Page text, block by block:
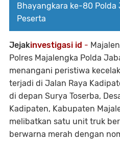
Bhayangkara ke-80 Polda
Peserta
Jejakinvestigasi id -
Polres Majalengka Polda
menangani peristiwa
terjadi di Jalan Raya
di depan Surya Toserba,
Kadipaten, Kabupaten
melibatkan satu unit truk
berwarna merah dengan